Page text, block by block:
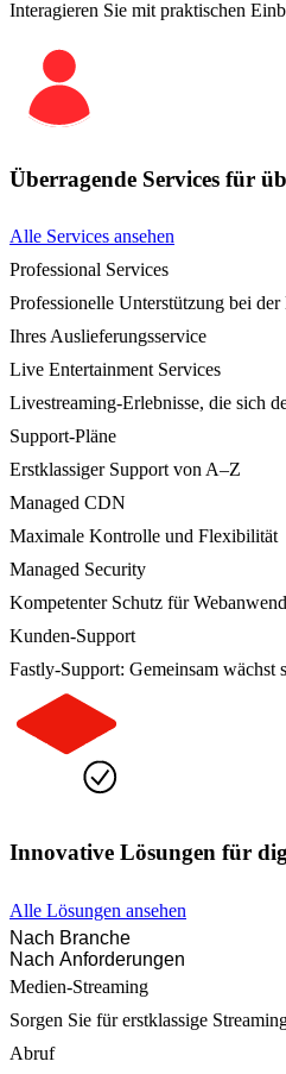
Interagieren Sie mit praktischen
Überragende Services für
Alle Services ansehen
Professional Services
Professionelle Unterstützung bei
Ihres Auslieferungsservice
Live Entertainment Services
Livestreaming-Erlebnisse, die sich
Support-Pläne
Erstklassiger Support von A–Z
Managed CDN
Maximale Kontrolle und Flexibilität
Managed Security
Kompetenter Schutz für
Kunden-Support
Fastly-Support: Gemeinsam wächst
Innovative Lösungen für
Alle Lösungen ansehen
Nach Branche
Nach Anforderungen
Medien-Streaming
Sorgen Sie für erstklassige
Abruf